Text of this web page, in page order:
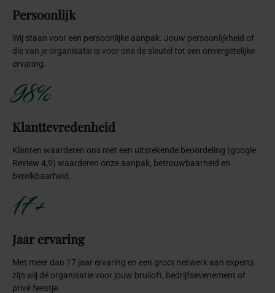
Persoonlijk
Wij staan voor een persoonlijke aanpak. Jouw persoonlijkheid of
die van je organisatie is voor ons de sleutel tot een onvergetelijke
ervaring.
98%
Klanttevredenheid
Klanten waarderen ons met een uitstekende beoordeling (google
Review 4,9) waarderen onze aanpak, betrouwbaarheid en
bereikbaarheid.
17+
Jaar ervaring
Met meer dan 17 jaar ervaring en een groot netwerk aan experts
zijn wij dé organisatie voor jouw bruiloft, bedrijfsevenement of
privé feestje.